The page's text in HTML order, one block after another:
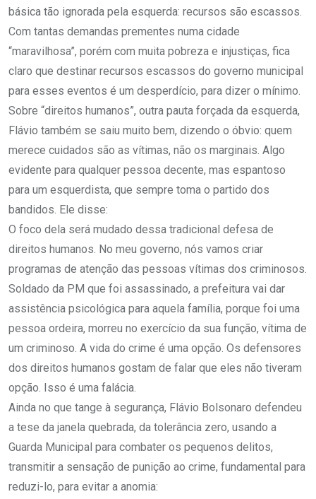
básica tão ignorada pela esquerda: recursos são escassos.
Com tantas demandas prementes numa cidade
“maravilhosa”, porém com muita pobreza e injustiças, fica
claro que destinar recursos escassos do governo municipal
para esses eventos é um desperdício, para dizer o mínimo.
Sobre “direitos humanos”, outra pauta forçada da esquerda,
Flávio também se saiu muito bem, dizendo o óbvio: quem
merece cuidados são as vítimas, não os marginais. Algo
evidente para qualquer pessoa decente, mas espantoso
para um esquerdista, que sempre toma o partido dos
bandidos. Ele disse:
O foco dela será mudado dessa tradicional defesa de
direitos humanos. No meu governo, nós vamos criar
programas de atenção das pessoas vítimas dos criminosos.
Soldado da PM que foi assassinado, a prefeitura vai dar
assistência psicológica para aquela família, porque foi uma
pessoa ordeira, morreu no exercício da sua função, vítima de
um criminoso. A vida do crime é uma opção. Os defensores
dos direitos humanos gostam de falar que eles não tiveram
opção. Isso é uma falácia.
Ainda no que tange à segurança, Flávio Bolsonaro defendeu
a tese da janela quebrada, da tolerância zero, usando a
Guarda Municipal para combater os pequenos delitos,
transmitir a sensação de punição ao crime, fundamental para
reduzi-lo, para evitar a anomia: